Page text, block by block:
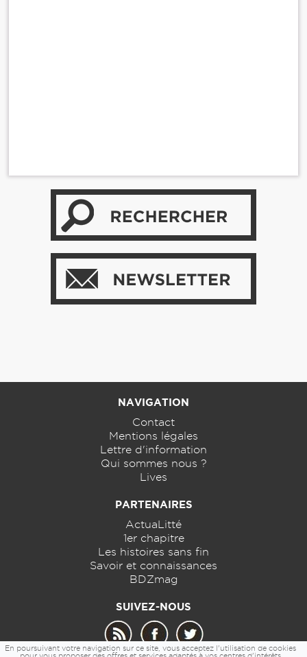
NAVIGATION
Contact
Mentions légales
Lettre d'information
Qui sommes nous ?
Lives
PARTENAIRES
ActuaLitté
1er chapitre
Les histoires sans fin
Savoir et connaissances
BDZmag
SUIVEZ-NOUS
En poursuivant votre navigation sur ce site, vous acceptez l'utilisation de cookies